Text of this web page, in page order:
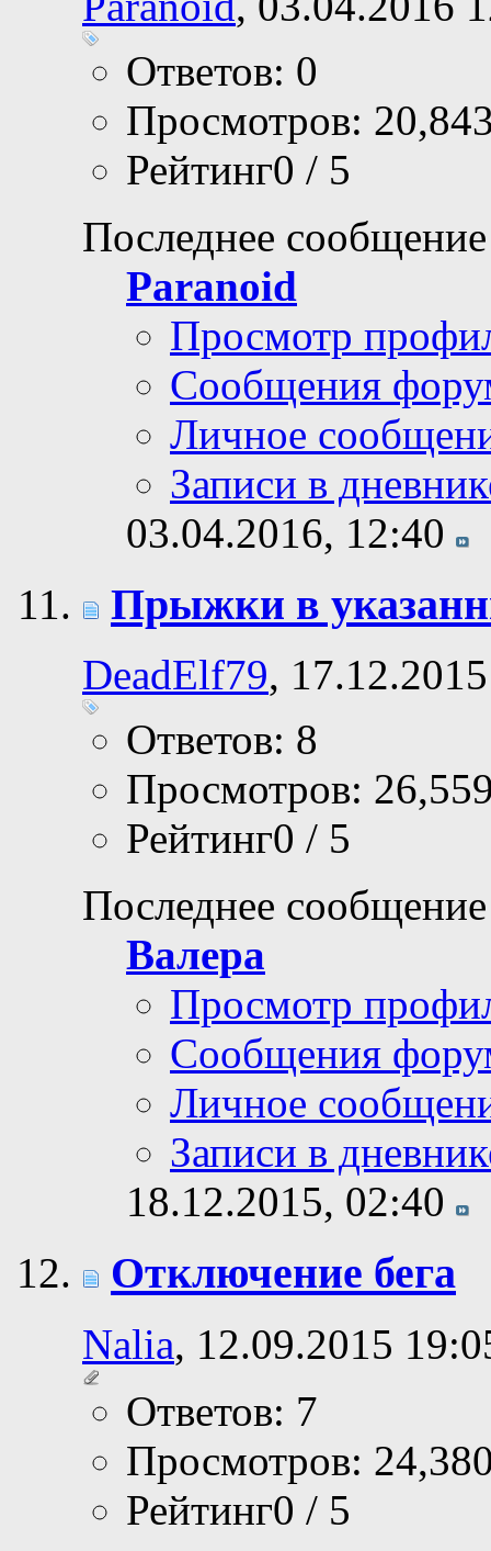
Ответов: 0
Просмотров:
Рейтинг0 / 5
Последнее
Paranoid
Просмотр
Сообщения
Личное
Записи в
03.04.2016, 12:40
Прыжки в
DeadElf79,
Ответов: 8
Просмотров:
Рейтинг0 / 5
Последнее
Валера
Просмотр
Сообщения
Личное
Записи в
18.12.2015, 02:40
Отключение бега
Nalia, 12.09.2015
Ответов: 7
Просмотров:
Рейтинг0 / 5